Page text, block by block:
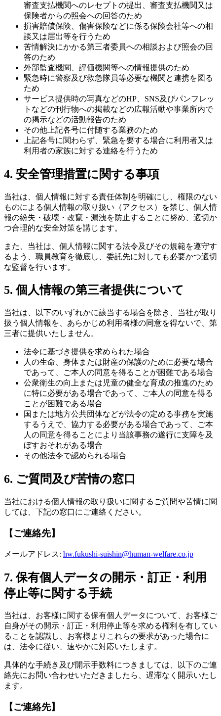
審査支払機関へのレセプトの提出、審査支払機関又は
保険者からの照会への回答のため
損害賠償保険、傷害保険などに係る保険会社等への相
談又は届出等を行うため
苦情解決にかかる第三者委員への相談および照会の回
答のため
外部監査機関、評価機関等への情報提供のため
緊急時に警察及び救急隊員等必要な機関と連携を図る
ため
サービス提供時の写真などのHP、SNS及びパンフレッ
トなどの刊行物への掲載などの広報活動や事業所内で
の掲示などの活動報告のため
その他上記各号に付随する業務のため
上記各号に関わらず、緊急を要する場合に利用者又は
利用者の家族に対する連絡を行うため
4. 安全管理措置に関する事項
当社は、個人情報に対する責任体制を明確にし、権限のない
ものによる個人情報の取り扱い（アクセス）を禁じ、個人情
報の紛失・破壊・改竄・漏洩を防止することに努め、適切か
つ合理的な安全対策を講じます。
また、当社は、個人情報に関する法令及びその規範を遵守す
るよう、職員教育を徹底し、委託先に対しても必要かつ適切
な監督を行います。
5. 個人情報の第三者提供について
当社は、以下のいずれかに該当する場合を除き、当社が取り
扱う個人情報を、あらかじめ利用者様の同意を得ないで、第
三者に提供いたしません。
法令に基づき提供を求められた場合
人の生命、身体または財産の保護のために必要な場合
であって、ご本人の同意を得ることが困難である場合
公衆衛生の向上または児童の健全な育成の推進のため
に特に必要がある場合であって、ご本人の同意を得る
ことが困難である場合
国または地方公共団体などが法令の定める事務を実施
するうえで、協力する必要がある場合であって、ご本
人の同意を得ることにより当該事務の遂行に支障を及
ぼすおそれがある場合
その他法令で認められる場合
6. ご質問及び苦情の窓口
当社における個人情報の取り扱いに関するご質問や苦情に関
しては、下記の窓口にご連絡ください。
【ご連絡先】
メールアドレス: hw.fukushi-suishin@human-welfare.co.jp
7. 保有個人データの開示・訂正・利用
停止等に関する手続
当社は、お客様に関する保有個人データについて、お客様ご
自身がその開示・訂正・利用停止等を求める権利を有してい
ることを認識し、お客様よりこれらの要求があった場合に
は、法令に従い、速やかに対応いたします。
具体的な手続き及び開示手数料につきましては、以下のご連
絡先にお問い合わせいただきましたら、遅滞なく開示いたし
ます。
【ご連絡先】